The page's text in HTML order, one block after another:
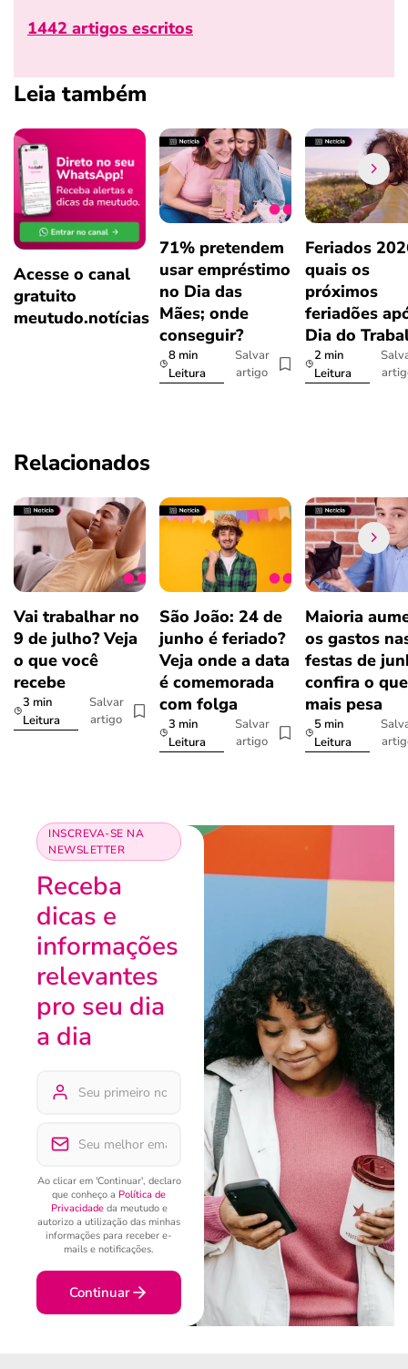
1442 artigos escritos
Leia também
Acesse o canal
gratuito
meutudo.notícias
71% pretendem
usar empréstimo
no Dia das
Mães; onde
conseguir?
8 min
Leitura
Salvar
artigo
Feriados
quais os
próximos
feriadões
Dia do
2 min
Leitura
Relacionados
Vai trabalhar no
9 de julho? Veja
o que você
recebe
3 min
Leitura
Salvar
artigo
São João: 24 de
junho é feriado?
Veja onde a data
é comemorada
com folga
3 min
Leitura
Salvar
artigo
Maioria
os gastos
festas de
confira o que
mais pesa
5 min
Leitura
INSCREVA-SE NA
NEWSLETTER
Receba
dicas e
informações
relevantes
pro seu dia
a dia
Ao clicar em 'Continuar', declaro
que conheço a Política de
Privacidadeda meutudo e
autorizo a utilização das minhas
informações para receber e-
mails e notificações.
Continuar